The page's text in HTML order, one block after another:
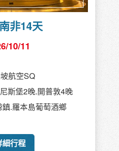
非14天
10/11
航空SQ
斯堡2晚.開普敦4晚
.羅本島葡萄酒鄉
細行程